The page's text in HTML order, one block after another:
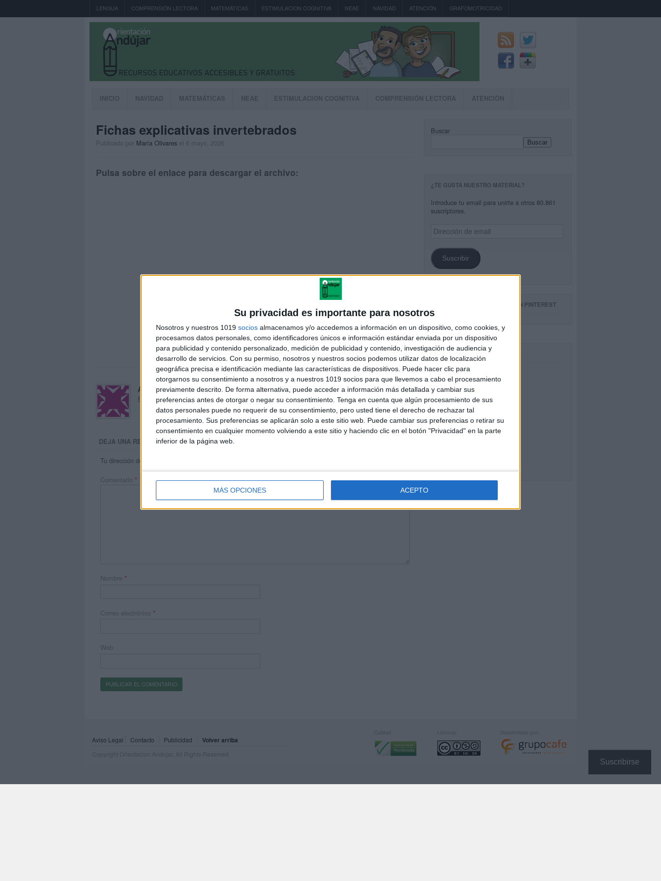
Su privacidad es importante para nosotros
Nosotros y nuestros 1019 socios almacenamos y/o accedemos a información en un dispositivo, como cookies, y
procesamos datos personales, como identificadores únicos e información estándar enviada por un dispositivo
para publicidad y contenido personalizado, medición de publicidad y contenido, investigación de audiencia y
desarrollo de servicios. Con su permiso, nosotros y nuestros socios podemos utilizar datos de localización
geográfica precisa e identificación mediante las características de dispositivos. Puede hacer clic para
otorgarnos su consentimiento a nosotros y a nuestros 1019 socios para que llevemos a cabo el procesamiento
previamente descrito. De forma alternativa, puede acceder a información más detallada y cambiar sus
preferencias antes de otorgar o negar su consentimiento. Tenga en cuenta que algún procesamiento de sus
datos personales puede no requerir de su consentimiento, pero usted tiene el derecho de rechazar tal
procesamiento. Sus preferencias se aplicarán solo a este sitio web. Puede cambiar sus preferencias o retirar su
consentimiento en cualquier momento volviendo a este sitio y haciendo clic en el botón "Privacidad" en la parte
inferior de la página web.
MÁS OPCIONES ACEPTO
Suscribirse
LENGUA COMPRENSIÓN LECTORA MATEMÁTICAS ESTIMULACION COGNITIVA NEAE NAVIDAD ATENCIÓN GRAFOMOTRICIDAD
INICIO NAVIDAD MATEMÁTICAS NEAE ESTIMULACION COGNITIVA COMPRENSIÓN LECTORA ATENCIÓN
Fichas explicativas invertebrados
Publicado por María Olivares el 6 mayo, 2026
Pulsa sobre el enlace para descargar el archivo:
Fichas explicativas invertebrados
Acerca de María Olivares
El autor no ha proporcionado ninguna información.
DEJA UNA RESPUESTA
Tu dirección de correo electrónico no será publicada.
Comentario *
Nombre *
Correo electrónico *
Web
Buscar
Buscar
¿TE GUSTA NUESTRO MATERIAL?
Introduce tu email para unirte a otros 80.861
suscriptores.
Dirección
de
Suscribir
SIGUE NUESTROS TABLEROS EN PINTEREST
Aviso Legal Contacto Publicidad Volver arriba